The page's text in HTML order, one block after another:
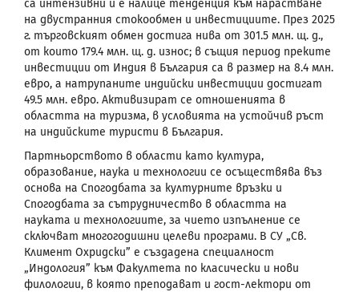
са интензивни и е налице тенденция към нарастване
на двустранния стокообмен и инвестициите. През 2025
г. търговският обмен достига нива от 301.5 млн. щ. д.,
от които 179.4 млн. щ. д. износ; в същия период преките
инвестиции от Индия в България са в размер на 8.4 млн.
евро, а натрупаните индийски инвестиции достигат
49.5 млн. евро. Активизират се отношенията в
областта на туризма, в условията на устойчив ръст
на индийските туристи в България.
Партньорството в области като култура,
образование, наука и технологии се осъществява въз
основа на Спогодбата за културните връзки и
Спогодбата за сътрудничество в областта на
науката и технологиите, за чието изпълнение се
сключват многогодишни целеви програми. В СУ „Св.
Климент Охридски” е създадена специалност
„Индология” към Факултета по класически и нови
филологии, в която преподават и гост-лектори от